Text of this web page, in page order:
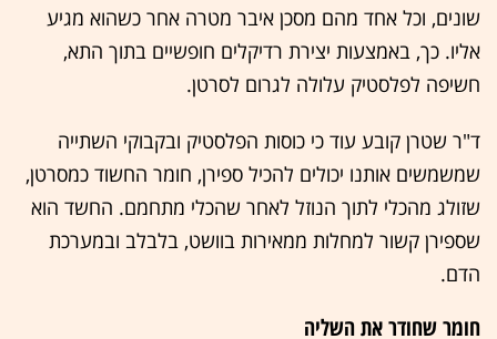
שונים, וכל אחד מהם מסכן איבר מטרה אחר כשהוא מגיע
אליו. כך, באמצעות יצירת רדיקלים חופשיים בתוך התא,
חשיפה לפלסטיק עלולה לגרום לסרטן.
ד"ר שטרן קובע עוד כי כוסות הפלסטיק ובקבוקי השתייה
שמשמשים אותנו יכולים להכיל ספירן, חומר החשוד כמסרטן,
שזולג מהכלי לתוך הנוזל לאחר שהכלי מתחמם. החשד הוא
שספירן קשור למחלות ממאירות בוושט, בלבלב ובמערכת
הדם.
חומר שחודר את השליה